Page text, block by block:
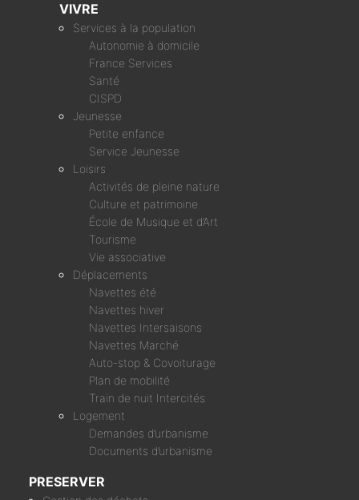
VIVRE
Services à la population
Autonomie à domicile
France Services
Santé
CISPD
Jeunesse
Petite enfance
Service Jeunesse
Loisirs
Activités de pleine nature
Culture et patrimoine
École de Musique et d’Art
Tourisme
Vie associative
Déplacements
Navettes été
Navettes hiver
Navettes Intersaisons
Navettes Marché
Auto-stop & Covoiturage
Plan de mobilité
Train de nuit Intercités
Logement
Demandes d’urbanisme
Documents d’urbanisme
PRESERVER